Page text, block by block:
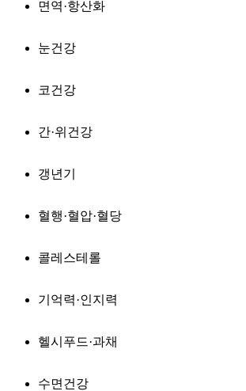
면역·항산화
눈건강
코건강
간·위건강
갱년기
혈행·혈압·혈당
콜레스테롤
기억력·인지력
헬시푸드·과채
수면건강